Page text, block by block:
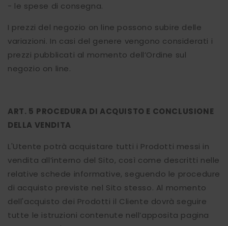
- le spese di consegna.
I prezzi del negozio on line possono subire delle
variazioni. In casi del genere vengono considerati i
prezzi pubblicati al momento dell’Ordine sul
negozio on line.
ART. 5 PROCEDURA DI ACQUISTO E CONCLUSIONE
DELLA VENDITA
L'Utente potrà acquistare tutti i Prodotti messi in
vendita all’interno del Sito, così come descritti nelle
relative schede informative, seguendo le procedure
di acquisto previste nel Sito stesso. Al momento
dell'acquisto dei Prodotti il Cliente dovrà seguire
tutte le istruzioni contenute nell’apposita pagina